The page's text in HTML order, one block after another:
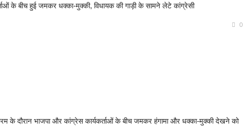
के बीच हुई जमकर धक्का-मुक्की, विधायक की गाड़ी के सामने लेटे कांग्रेसी
0
के दौरान भाजपा और कांग्रेस कार्यकर्ताओं के बीच जमकर हंगामा और धक्का-मुक्की देखने को